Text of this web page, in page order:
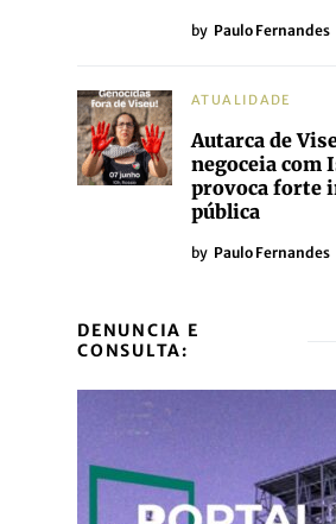
by Paulo Fernandes
ATUALIDADE
Autarca de
negoceia com
provoca forte
pública
by Paulo Fernandes
DENUNCIA E
CONSULTA: